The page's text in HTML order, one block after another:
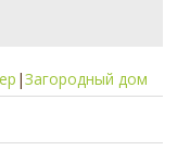
|Загородный дом